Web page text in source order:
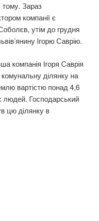
тому. Зараз
компанії є
утім до грудня
Ігорю Саврію.
компанія Ігоря Саврія
ділянку на
вартістю понад 4,6
Господарський
цю ділянку в